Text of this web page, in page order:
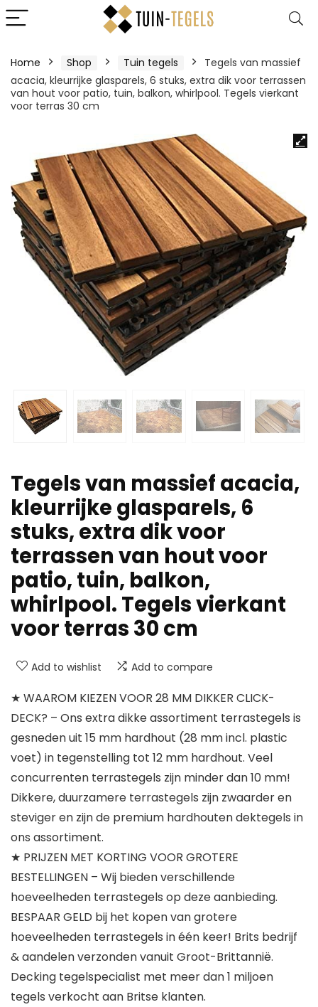
Home Shop Tuin tegels
Tegels van massief
acacia, kleurrijke glasparels, 6 stuks, extra dik voor terrassen
van hout voor patio, tuin, balkon, whirlpool. Tegels vierkant
voor terras 30 cm
Tegels van massief acacia,
kleurrijke glasparels, 6
stuks, extra dik voor
terrassen van hout voor
patio, tuin, balkon,
whirlpool. Tegels vierkant
voor terras 30 cm
Add to wishlist Add to compare
★ WAAROM KIEZEN VOOR 28 MM DIKKER CLICK-
DECK? – Ons extra dikke assortiment terrastegels is
gesneden uit 15 mm hardhout (28 mm incl. plastic
voet) in tegenstelling tot 12 mm hardhout. Veel
concurrenten terrastegels zijn minder dan 10 mm!
Dikkere, duurzamere terrastegels zijn zwaarder en
steviger en zijn de premium hardhouten dektegels in
ons assortiment.
★ PRIJZEN MET KORTING VOOR GROTERE
BESTELLINGEN – Wij bieden verschillende
hoeveelheden terrastegels op deze aanbieding.
BESPAAR GELD bij het kopen van grotere
hoeveelheden terrastegels in één keer! Brits bedrijf
& aandelen verzonden vanuit Groot-Brittannië.
Decking tegelspecialist met meer dan 1 miljoen
tegels verkocht aan Britse klanten.